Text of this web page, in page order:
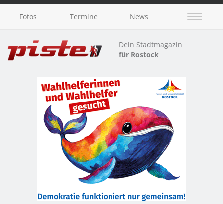
Fotos Termine News
Dein Stadtmagazin
für Rostock